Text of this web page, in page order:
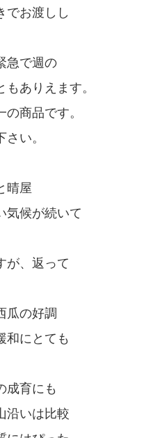
でお渡しし
急で週の
ありえます。
商品です。
い。
晴屋
気候が続いて
が、返って
瓜の好調
和にとても
成育にも
沿いは比較